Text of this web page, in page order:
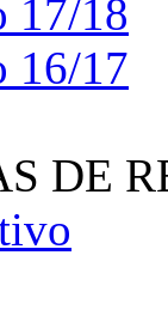
17/18
16/17
DE